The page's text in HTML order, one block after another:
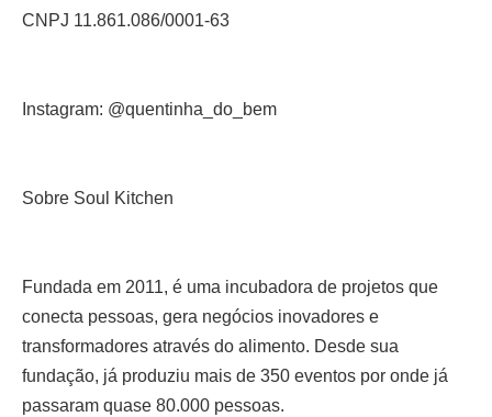
CNPJ 11.861.086/0001-63
Instagram: @quentinha_do_bem
Sobre Soul Kitchen
Fundada em 2011, é uma incubadora de projetos que
conecta pessoas, gera negócios inovadores e
transformadores através do alimento. Desde sua
fundação, já produziu mais de 350 eventos por onde já
passaram quase 80.000 pessoas.